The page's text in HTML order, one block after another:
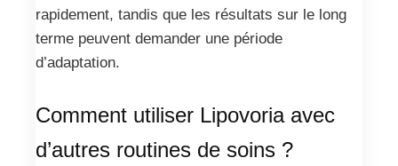
rapidement, tandis que les résultats sur le long
terme peuvent demander une période
d’adaptation.
Comment utiliser Lipovoria avec
d’autres routines de soins ?